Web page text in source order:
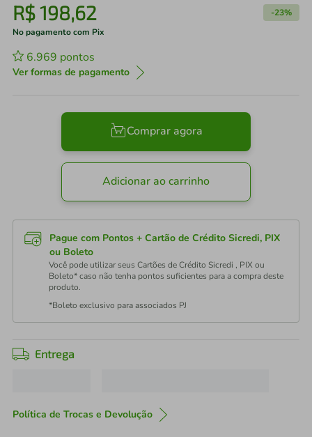
R$198,62 -23%
No pagamento com Pix
6.969 pontos
Ver formas de pagamento
Comprar agora
Adicionar ao carrinho
Pague com Pontos + Cartão de Crédito Sicredi, PIX
ou Boleto
Você pode utilizar seus Cartões de Crédito Sicredi , PIX ou
Boleto* caso não tenha pontos suficientes para a compra deste
produto.
*Boleto exclusivo para associados PJ
Entrega
Política de Trocas e Devolução